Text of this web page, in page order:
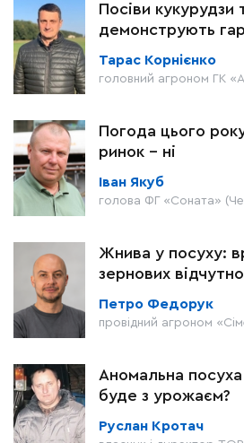
Посіви кукурудзи
демонструють
Тарас Корнієнко
головний агроном ГК
Погода цього
ринок – ні
Іван Якуб
голова ФГ «Соната»
Жнива у посуху:
зернових
Петро Федорук
провідний агроном
Аномальна
буде з урожаєм?
Руслан Кротач